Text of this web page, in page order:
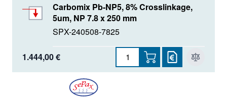
Carbomix Pb-NP5, 8% Crosslinkage,
5um, NP 7.8 x 250 mm
SPX-240508-7825
1.444,00 €